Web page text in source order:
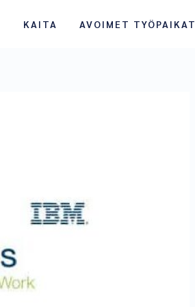
KAITA AVOIMET TYÖPAIKAT